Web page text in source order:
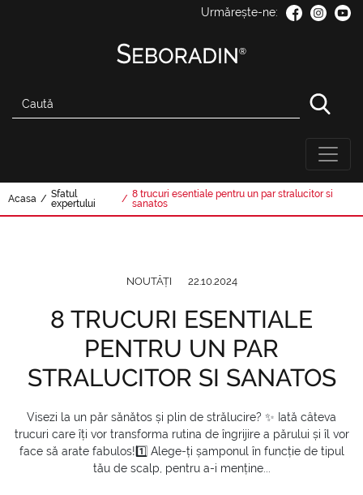
Urmărește-ne:
Acasa / Sfatul
expertului
/ 8 trucuri esentiale pentru un par stralucitor si
sanatos
NOUTĂȚI 22.10.2024
8 TRUCURI ESENTIALE
PENTRU UN PAR
STRALUCITOR SI SANATOS
Visezi la un păr sănătos și plin de strălucire? ✨ Iată câteva
trucuri care îți vor transforma rutina de îngrijire a părului și îl vor
face să arate fabulos!1️⃣ Alege-ți șamponul în funcție de tipul
tău de scalp, pentru a-i menține...